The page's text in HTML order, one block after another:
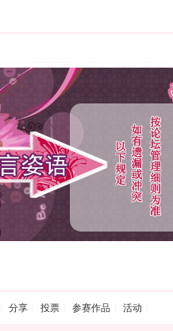
分享 投票 参赛作品 活动